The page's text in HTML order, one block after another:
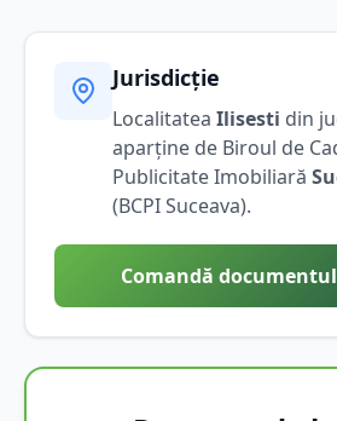
Jurisdicție
Localitatea Ilisesti din
aparține de Biroul de
Publicitate Imobiliară
(BCPISuceava).
Comandă